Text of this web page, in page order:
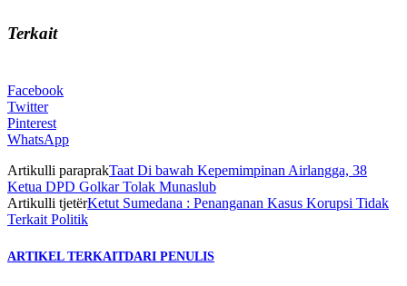
Terkait
Facebook
Twitter
Pinterest
WhatsApp
Artikulli paraprakTaat Di bawah Kepemimpinan Airlangga, 38
Ketua DPD Golkar Tolak Munaslub
Artikulli tjetërKetut Sumedana : Penanganan Kasus Korupsi Tidak
Terkait Politik
ARTIKEL TERKAITDARI PENULIS